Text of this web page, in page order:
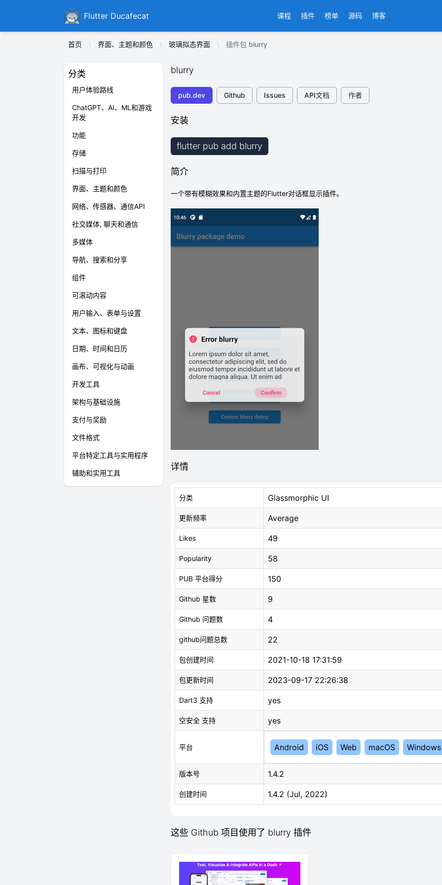
DucafecatFlutter Ducafecat 课程 插件 榜单 源码 博客
首页 界面、主题和颜色 玻璃拟态界面 插件包 blurry
分类
用户体验路线
ChatGPT、AI、ML和游戏
开发
功能
存储
扫描与打印
界面、主题和颜色
网络、传感器、通信API
社交媒体, 聊天和通信
多媒体
导航、搜索和分享
组件
可滚动内容
用户输入、表单与设置
文本、图标和键盘
日期、时间和日历
画布、可视化与动画
开发工具
架构与基础设施
支付与奖励
文件格式
平台特定工具与实用程序
辅助和实用工具
blurry
pub.dev Github Issues API文档 作者
安装
flutter pub add blurry
简介
一个带有模糊效果和内置主题的Flutter对话框显示插件。
详情
分类 Glassmorphic UI
更新频率 Average
Likes 49
Popularity 58
PUB 平台得分 150
Github 星数 9
Github 问题数 4
github问题总数 22
包创建时间 2021-10-18 17:31:59
包更新时间 2023-09-17 22:26:38
Dart3 支持 yes
空安全 支持 yes
平台 Android iOS Web macOS Windows
版本号 1.4.2
创建时间 1.4.2 (Jul, 2022)
这些 Github 项目使用了 blurry 插件